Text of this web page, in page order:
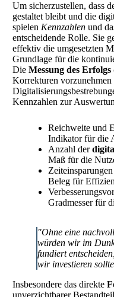
Um sicherzustellen, dass
gestaltet bleibt und die
spielen Kennzahlen und
entscheidende Rolle. Sie
effektiv die umgesetzten
Grundlage für die
Die Messung des Erfolgs
Korrekturen
Kennzahlen zur
Reichweite und
Indikator für die
Anzahl der
Maß für die
Beleg für
Gradmesser für
"Ohne eine
würden wir im
fundiert
wir investieren
Insbesondere das direkte